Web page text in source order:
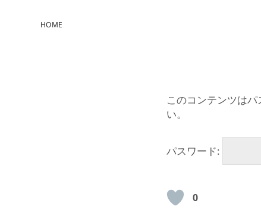
HOME
このコンテンツは
い。
パスワード:
0